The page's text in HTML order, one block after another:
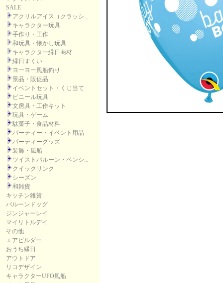
SALE
アクリルアイス（クラッシ...
キャラクター玩具
手作り・工作
和玩具・懐かし玩具
キャラクター縁日商材
縁日すくい
ヨーヨー風船釣り
景品・販促品
イベントセット・くじ当て
ビニール玩具
文房具・工作キット
玩具・ゲーム
駄菓子・食品材料
パーティー・イベント用品
パーティーグッズ
装飾・風船
ツイストバルーン・ペンシ...
クイックリンク
シーズン
和雑貨
キッチン雑貨
バルーンドッグ
ジンジャーレイ
マイリトルデイ
その他
エアビルダー
おうち縁日
アウトドア
リコデザイン
キャラクターUFO風船